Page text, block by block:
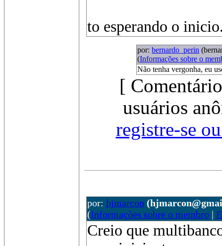
to esperando o
por: bernardo_perin
(Informações sobre o
Não tenha vergonha, eu
[
usuários
registre-se
por: hjmarcon
(Informações sobre o membro|
Creio que